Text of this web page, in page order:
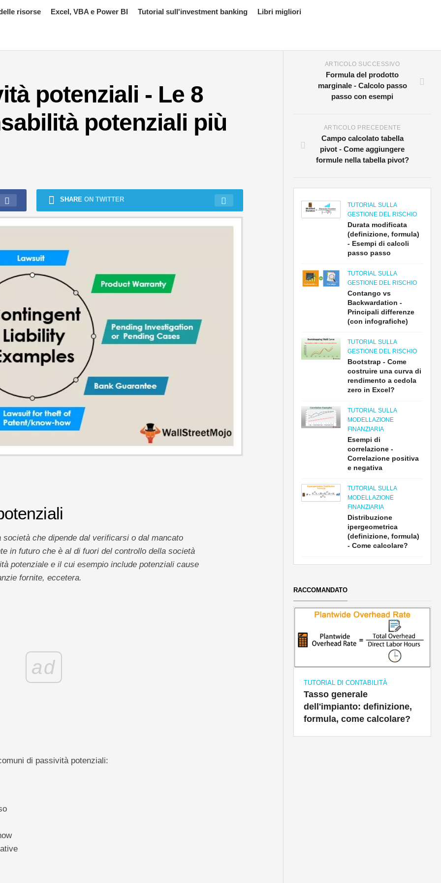
risorse Excel, VBA e Power BI Tutorial sull'investment banking Libri migliori
potenziali - Le 8
potenziali più
SHARE ON TWITTER
che dipende dal verificarsi o dal mancato
in futuro che è al di fuori del controllo della società
potenziale e il cui esempio include potenziali cause
fornite, eccetera.
ad
di passività potenziali:
ARTICOLO SUCCESSIVO
Formula del prodotto
marginale - Calcolo passo
passo con esempi
ARTICOLO PRECEDENTE
Campo calcolato tabella
pivot - Come aggiungere
formule nella tabella pivot?
TUTORIAL SULLA
GESTIONE DEL RISCHIO
Durata modificata
(definizione, formula)
- Esempi di calcoli
passo passo
TUTORIAL SULLA
GESTIONE DEL RISCHIO
Contango vs
Backwardation -
Principali differenze
(con infografiche)
TUTORIAL SULLA
GESTIONE DEL RISCHIO
Bootstrap - Come
costruire una curva di
rendimento a cedola
zero in Excel?
TUTORIAL SULLA
MODELLAZIONE
FINANZIARIA
Esempi di
correlazione -
Correlazione positiva
e negativa
TUTORIAL SULLA
MODELLAZIONE
FINANZIARIA
Distribuzione
ipergeometrica
(definizione, formula)
- Come calcolare?
RACCOMANDATO
TUTORIAL DI CONTABILITÀ
Tasso generale
dell'impianto: definizione,
formula, come calcolare?